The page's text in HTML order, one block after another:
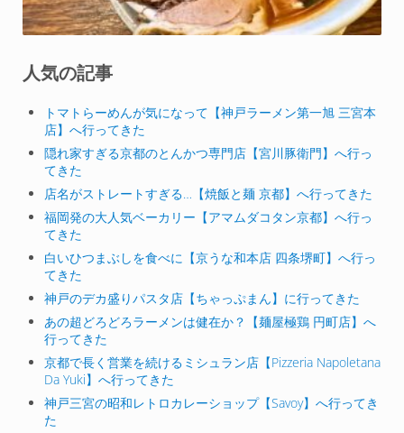
人気の記事
トマトらーめんが気になって【神戸ラーメン第一旭 三宮本
店】へ行ってきた
隠れ家すぎる京都のとんかつ専門店【宮川豚衛門】へ行っ
てきた
店名がストレートすぎる…【焼飯と麺 京都】へ行ってきた
福岡発の大人気ベーカリー【アマムダコタン京都】へ行っ
てきた
白いひつまぶしを食べに【京うな和本店 四条堺町】へ行っ
てきた
神戸のデカ盛りパスタ店【ちゃっぷまん】に行ってきた
あの超どろどろラーメンは健在か？【麺屋極鶏 円町店】へ
行ってきた
京都で長く営業を続けるミシュラン店【Pizzeria Napoletana
Da Yuki】へ行ってきた
神戸三宮の昭和レトロカレーショップ【Savoy】へ行ってき
た